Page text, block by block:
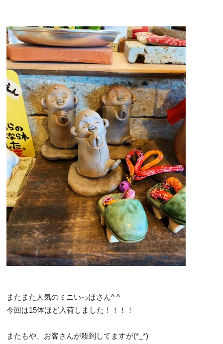
またまた人気のミニいっぽさん^ ^
今回は15体ほど入荷しました！！！！
またもや、お客さんが殺到してますが(*_*)